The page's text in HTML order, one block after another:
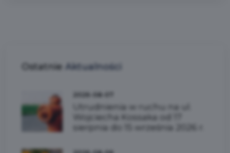
Ostatnie Aktualności
Utrudnienia w ruchu na ul.
Wojciecha Kossaka od 17
sierpnia do 15 września 2026 r.